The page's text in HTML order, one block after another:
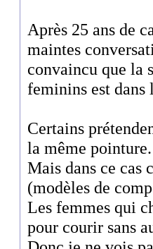
Après 25 ans de
maintes
convaincu que la
feminins est dans
Certains
la même pointure.
Mais dans ce cas
(modèles de
Les femmes qui
pour courir sans